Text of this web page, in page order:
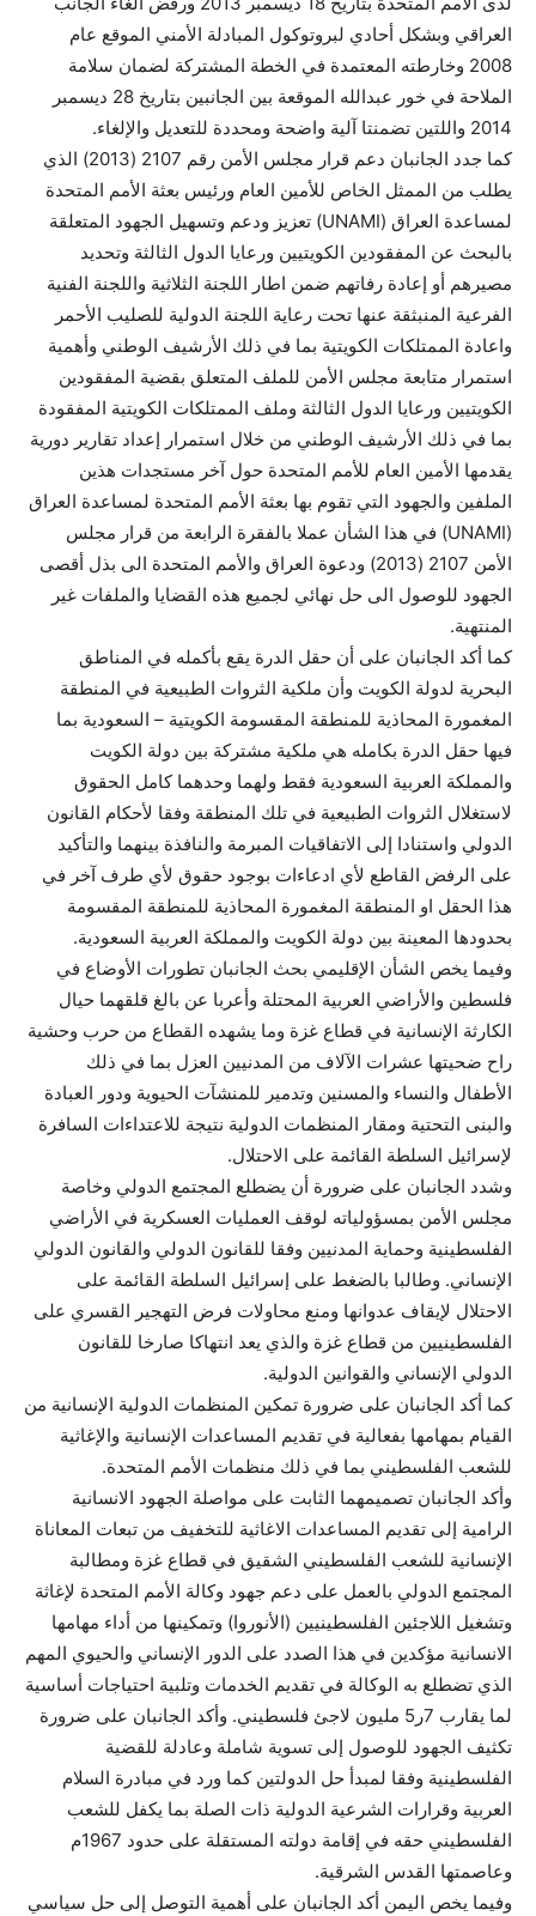
العراقي وبشكل أحادي لبروتوكول المبادلة الأمني الموقع عام
2008 وخارطته المعتمدة في الخطة المشتركة لضمان سلامة
الملاحة في خور عبدالله الموقعة بين الجانبين بتاريخ 28 ديسمبر
2014 واللتين تضمنتا آلية واضحة ومحددة للتعديل والإلغاء.
كما جدد الجانبان دعم قرار مجلس الأمن رقم 2107 (2013) الذي
يطلب من الممثل الخاص للأمين العام ورئيس بعثة الأمم المتحدة
لمساعدة العراق (UNAMI) تعزيز ودعم وتسهيل الجهود المتعلقة
بالبحث عن المفقودين الكويتيين ورعايا الدول الثالثة وتحديد
مصيرهم أو إعادة رفاتهم ضمن اطار اللجنة الثلاثية واللجنة الفنية
الفرعية المنبثقة عنها تحت رعاية اللجنة الدولية للصليب الأحمر
واعادة الممتلكات الكويتية بما في ذلك الأرشيف الوطني وأهمية
استمرار متابعة مجلس الأمن للملف المتعلق بقضية المفقودين
الكويتيين ورعايا الدول الثالثة وملف الممتلكات الكويتية المفقودة
بما في ذلك الأرشيف الوطني من خلال استمرار إعداد تقارير دورية
يقدمها الأمين العام للأمم المتحدة حول آخر مستجدات هذين
الملفين والجهود التي تقوم بها بعثة الأمم المتحدة لمساعدة العراق
(UNAMI) في هذا الشأن عملا بالفقرة الرابعة من قرار مجلس
الأمن 2107 (2013) ودعوة العراق والأمم المتحدة الى بذل أقصى
الجهود للوصول الى حل نهائي لجميع هذه القضايا والملفات غير
المنتهية.
كما أكد الجانبان على أن حقل الدرة يقع بأكمله في المناطق
البحرية لدولة الكويت وأن ملكية الثروات الطبيعية في المنطقة
المغمورة المحاذية للمنطقة المقسومة الكويتية – السعودية بما
فيها حقل الدرة بكامله هي ملكية مشتركة بين دولة الكويت
والمملكة العربية السعودية فقط ولهما وحدهما كامل الحقوق
لاستغلال الثروات الطبيعية في تلك المنطقة وفقا لأحكام القانون
الدولي واستنادا إلى الاتفاقيات المبرمة والنافذة بينهما والتأكيد
على الرفض القاطع لأي ادعاءات بوجود حقوق لأي طرف آخر في
هذا الحقل او المنطقة المغمورة المحاذية للمنطقة المقسومة
بحدودها المعينة بين دولة الكويت والمملكة العربية السعودية.
وفيما يخص الشأن الإقليمي بحث الجانبان تطورات الأوضاع في
فلسطين والأراضي العربية المحتلة وأعربا عن بالغ قلقهما حيال
الكارثة الإنسانية في قطاع غزة وما يشهده القطاع من حرب وحشية
راح ضحيتها عشرات الآلاف من المدنيين العزل بما في ذلك
الأطفال والنساء والمسنين وتدمير للمنشآت الحيوية ودور العبادة
والبنى التحتية ومقار المنظمات الدولية نتيجة للاعتداءات السافرة
لإسرائيل السلطة القائمة على الاحتلال.
وشدد الجانبان على ضرورة أن يضطلع المجتمع الدولي وخاصة
مجلس الأمن بمسؤولياته لوقف العمليات العسكرية في الأراضي
الفلسطينية وحماية المدنيين وفقا للقانون الدولي والقانون الدولي
الإنساني. وطالبا بالضغط على إسرائيل السلطة القائمة على
الاحتلال لإيقاف عدوانها ومنع محاولات فرض التهجير القسري على
الفلسطينيين من قطاع غزة والذي يعد انتهاكا صارخا للقانون
الدولي الإنساني والقوانين الدولية.
كما أكد الجانبان على ضرورة تمكين المنظمات الدولية الإنسانية من
القيام بمهامها بفعالية في تقديم المساعدات الإنسانية والإغاثية
للشعب الفلسطيني بما في ذلك منظمات الأمم المتحدة.
وأكد الجانبان تصميمهما الثابت على مواصلة الجهود الانسانية
الرامية إلى تقديم المساعدات الاغاثية للتخفيف من تبعات المعاناة
الإنسانية للشعب الفلسطيني الشقيق في قطاع غزة ومطالبة
المجتمع الدولي بالعمل على دعم جهود وكالة الأمم المتحدة لإغاثة
وتشغيل اللاجئين الفلسطينيين (الأنوروا) وتمكينها من أداء مهامها
الانسانية مؤكدين في هذا الصدد على الدور الإنساني والحيوي المهم
الذي تضطلع به الوكالة في تقديم الخدمات وتلبية احتياجات أساسية
لما يقارب 7ر5 مليون لاجئ فلسطيني. وأكد الجانبان على ضرورة
تكثيف الجهود للوصول إلى تسوية شاملة وعادلة للقضية
الفلسطينية وفقا لمبدأ حل الدولتين كما ورد في مبادرة السلام
العربية وقرارات الشرعية الدولية ذات الصلة بما يكفل للشعب
الفلسطيني حقه في إقامة دولته المستقلة على حدود 1967م
وعاصمتها القدس الشرقية.
وفيما يخص اليمن أكد الجانبان على أهمية التوصل إلى حل سياسي